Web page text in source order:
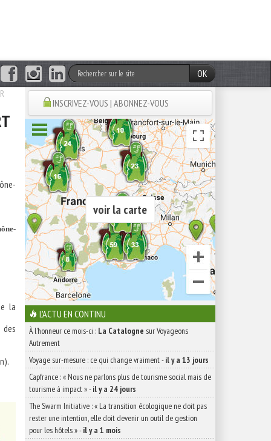
OK
la
INSCRIVEZ-VOUS | ABONNEZ-VOUS
voir la carte
L'ACTU EN CONTINU
À l'honneur ce mois-ci : La Catalogne sur Voyageons
Autrement
Voyage sur-mesure : ce qui change vraiment-il y a 13 jours
Capfrance : « Nous ne parlons plus de tourisme social mais de
tourisme à impact »-il y a 24 jours
The Swarm Initiative : « La transition écologique ne doit pas
rester une intention, elle doit devenir un outil de gestion
pour les hôtels »-il y a 1 mois